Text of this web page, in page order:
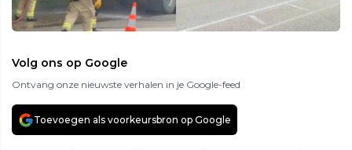
Volg ons op Google
Ontvang onze nieuwste verhalen in je Google-feed
Toevoegen als voorkeursbron op Google